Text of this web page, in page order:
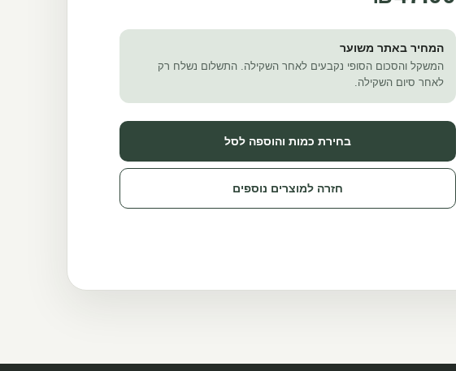
המחיר באתר משוער
המשקל והסכום הסופי נקבעים לאחר השקילה. התשלום נשלח רק
לאחר סיום השקילה.
בחירת כמות והוספה לסל
חזרה למוצרים נוספים